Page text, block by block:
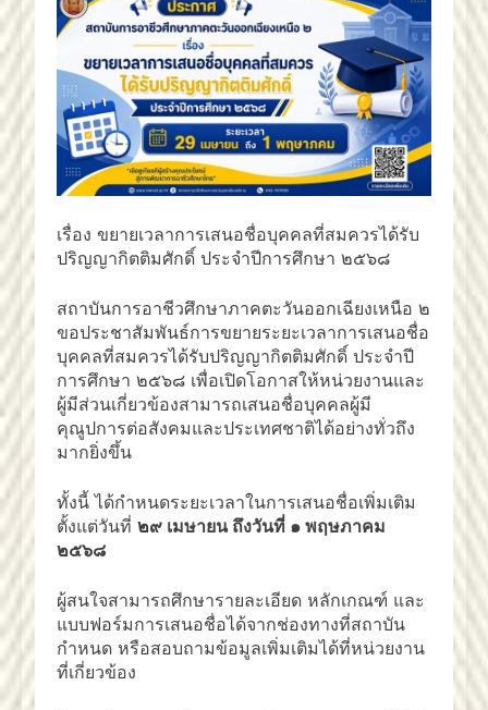
เรื่อง ขยายเวลาการเสนอชื่อบุคคลที่สมควรได้รับ
ปริญญากิตติมศักดิ์ ประจำปีการศึกษา ๒๕๖๘
สถาบันการอาชีวศึกษาภาคตะวันออกเฉียงเหนือ ๒
ขอประชาสัมพันธ์การขยายระยะเวลาการเสนอชื่อ
บุคคลที่สมควรได้รับปริญญากิตติมศักดิ์ ประจำปี
การศึกษา ๒๕๖๘ เพื่อเปิดโอกาสให้หน่วยงานและ
ผู้มีส่วนเกี่ยวข้องสามารถเสนอชื่อบุคคลผู้มี
คุณูปการต่อสังคมและประเทศชาติได้อย่างทั่วถึง
มากยิ่งขึ้น
ทั้งนี้ ได้กำหนดระยะเวลาในการเสนอชื่อเพิ่มเติม
ตั้งแต่วันที่ ๒๙ เมษายน ถึงวันที่ ๑ พฤษภาคม
๒๕๖๘
ผู้สนใจสามารถศึกษารายละเอียด หลักเกณฑ์ และ
แบบฟอร์มการเสนอชื่อได้จากช่องทางที่สถาบัน
กำหนด หรือสอบถามข้อมูลเพิ่มเติมได้ที่หน่วยงาน
ที่เกี่ยวข้อง